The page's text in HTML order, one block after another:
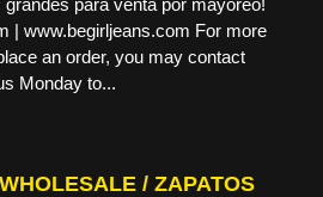
para venta por mayoreo!
| www.begirljeans.com For more
an order, you may contact
Monday to...
/ ZAPATOS